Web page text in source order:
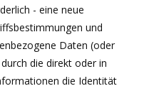
- eine neue
und
Daten (oder
die direkt oder in
die Identität